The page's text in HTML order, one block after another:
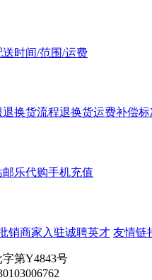
送时间/范围/运费
退换货流程退换货运费补偿标
邮乐代购手机充值
销商家入驻诚聘英才 友情链
第Y4843号